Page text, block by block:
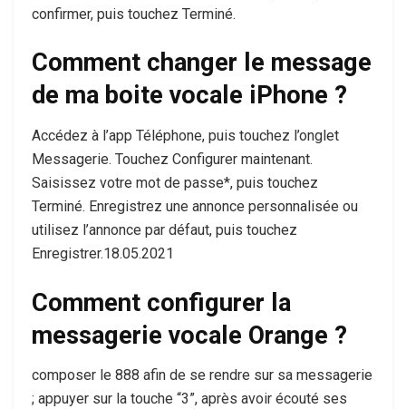
confirmer, puis touchez Terminé.
Comment changer le message
de ma boite vocale iPhone ?
Accédez à l’app Téléphone, puis touchez l’onglet
Messagerie. Touchez Configurer maintenant.
Saisissez votre mot de passe*, puis touchez
Terminé. Enregistrez une annonce personnalisée ou
utilisez l’annonce par défaut, puis touchez
Enregistrer.18.05.2021
Comment configurer la
messagerie vocale Orange ?
composer le 888 afin de se rendre sur sa messagerie
; appuyer sur la touche “3”, après avoir écouté ses